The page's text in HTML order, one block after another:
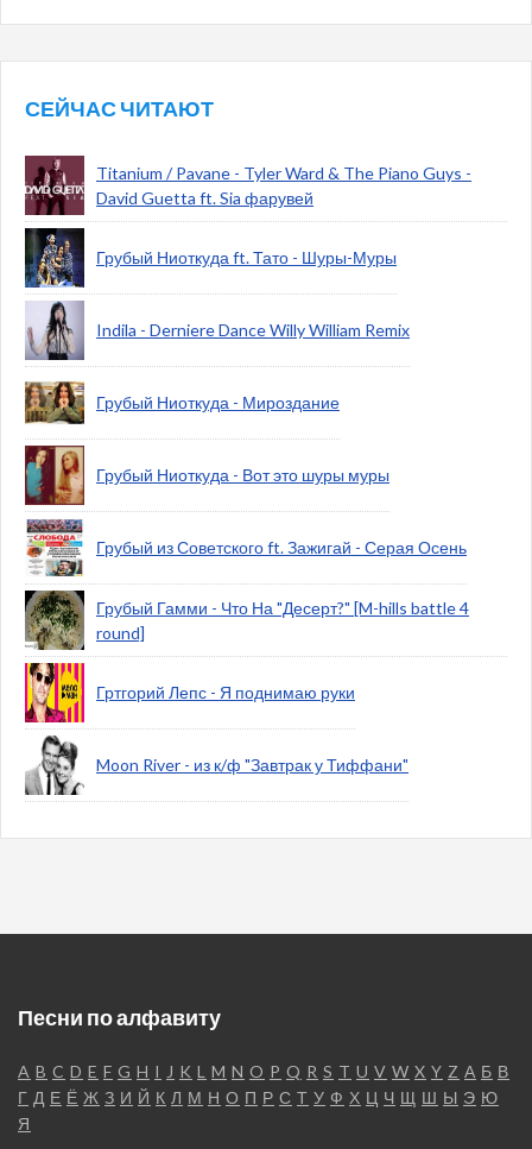
СЕЙЧАС ЧИТАЮТ
Titanium / Pavane - Tyler Ward & The Piano Guys -
David Guetta ft. Sia фарувей
Грубый Ниоткуда ft. Тато - Шуры-Муры
Indila - Derniere Dance Willy William Remix
Грубый Ниоткуда - Мироздание
Грубый Ниоткуда - Вот это шуры муры
Грубый из Советского ft. Зажигай - Серая Осень
Грубый Гамми - Что На "Десерт?" [M-hills battle 4
round]
Гртгорий Лепс - Я поднимаю руки
Moon River - из к/ф "Завтрак у Тиффани"
Песни по алфавиту
A B C D E F G H I J K L M N O P Q R S T U V W X Y Z А Б В
Г Д Е Ё Ж З И Й К Л М Н О П Р С Т У Ф Х Ц Ч Щ Ш Ы Э Ю
Я